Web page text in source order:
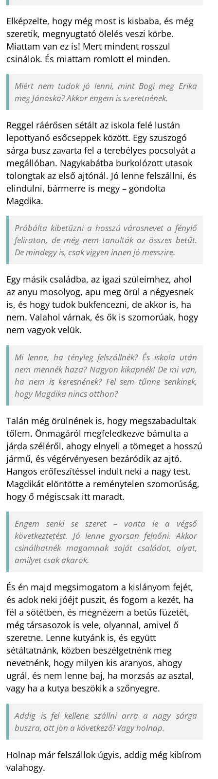
Elképzelte, hogy még most is kisbaba, és még
szeretik, megnyugtató ölelés veszi körbe.
Miattam van ez is! Mert mindent rosszul
csinálok. És miattam romlott el minden.
Miért nem tudok jó lenni, mint Bogi meg Erika
meg Jánoska? Akkor engem is szeretnének.
Reggel ráérősen sétált az iskola felé lustán
lepottyanó esőcseppek között. Egy szuszogó
sárga busz zavarta fel a terebélyes pocsolyát a
megállóban. Nagykabátba burkolózott utasok
tolongtak az első ajtónál. Jó lenne felszállni, és
elindulni, bármerre is megy – gondolta
Magdika.
Próbálta kibetűzni a hosszú városnevet a fénylő
feliraton, de még nem tanulták az összes betűt.
De mindegy is, csak vigyen innen jó messzire.
Egy másik családba, az igazi szüleimhez, ahol
az anyu mosolyog, apu meg örül a négyesnek
is, és hogy tudok bukfencezni, de akkor is, ha
nem. Valahol várnak, és ők is szomorúak, hogy
nem vagyok velük.
Mi lenne, ha tényleg felszállnék? És iskola után
nem mennék haza? Nagyon kikapnék! De mi van,
ha nem is keresnének? Fel sem tűnne senkinek,
hogy Magdika nincs otthon?
Talán még örülnének is, hogy megszabadultak
tőlem. Önmagáról megfeledkezve bámulta a
járda széléről, ahogy elnyeli a tömeget a hosszú
jármű, és végérvényesen bezáródik az ajtó.
Hangos erőfeszítéssel indult neki a nagy test.
Magdikát elöntötte a reménytelen szomorúság,
hogy ő mégiscsak itt maradt.
Engem senki se szeret – vonta le a végső
következtetést. Jó lenne gyorsan felnőni. Akkor
csinálhatnék magamnak saját családot, olyat,
amilyet csak akarok.
És én majd megsimogatom a kislányom fejét,
és adok neki jóéjt puszit, és fogom a kezét, ha
fél a sötétben, és megnézem a betűs füzetét,
még társasozok is vele, olyannal, amivel ő
szeretne. Lenne kutyánk is, és együtt
sétáltatnánk, közben beszélgetnénk meg
nevetnénk, hogy milyen kis aranyos, ahogy
ugrál, és nem lenne baj, ha morzsás az asztal,
vagy ha a kutya beszökik a szőnyegre.
Addig is fel kellene szállni arra a nagy sárga
buszra, ott jön a következő! Vagy holnap.
Holnap már felszállok úgyis, addig még kibírom
valahogy.